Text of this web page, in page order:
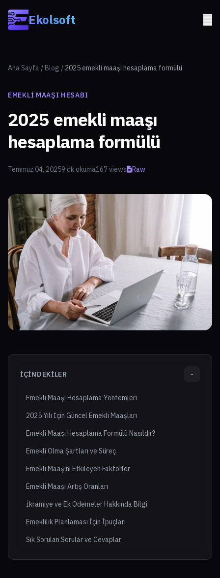
Ekolsoft
Ana Sayfa / Blog / 2025 emekli maaşı hesaplama formülü
EMEKLI MAAŞI HESABI
2025 emekli maaşı
hesaplama formülü
Temmuz 04, 20259 dk okuma167 views Raw
İÇINDEKILER -
Emekli Maaşı Hesaplama Yöntemleri
2025 Yılı İçin Güncel Emekli Maaşları
Emekli Maaşı Hesaplama Formülü Nasıldır?
Emekli Olma Şartları ve Süreç
Emekli Maaşını Etkileyen Faktörler
Emekli Maaşı Artış Oranları
İkramiye ve Ek Ödemeler Hakkında Bilgi
Emeklilik Planlaması İçin İpuçları
Sık Sorulan Sorular ve Cevaplar